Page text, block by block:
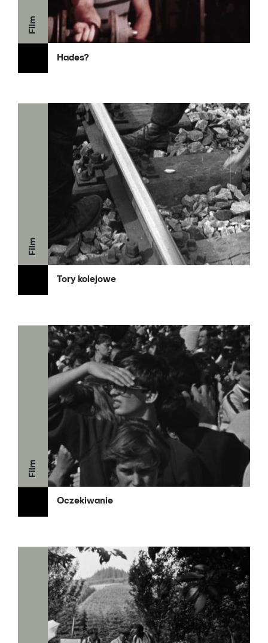
Film
Hades?
Film
Tory kolejowe
Film
Oczekiwanie